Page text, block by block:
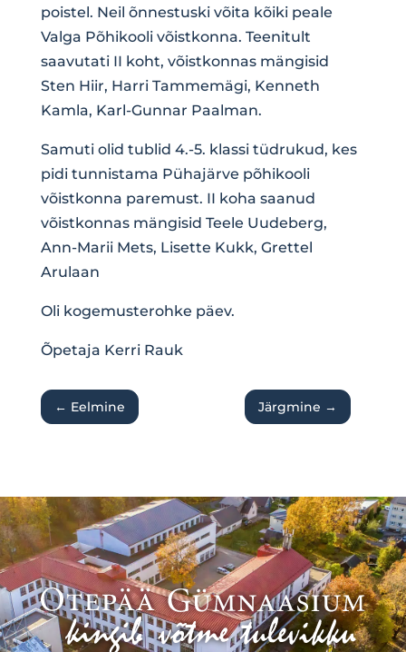
poistel. Neil õnnestuski võita kõiki peale
Valga Põhikooli võistkonna. Teenitult
saavutati II koht, võistkonnas mängisid
Sten Hiir, Harri Tammemägi, Kenneth
Kamla, Karl-Gunnar Paalman.
Samuti olid tublid 4.-5. klassi tüdrukud, kes
pidi tunnistama Pühajärve põhikooli
võistkonna paremust. II koha saanud
võistkonnas mängisid Teele Uudeberg,
Ann-Marii Mets, Lisette Kukk, Grettel
Arulaan
Oli kogemusterohke päev.
Õpetaja Kerri Rauk
← Eelmine Järgmine →